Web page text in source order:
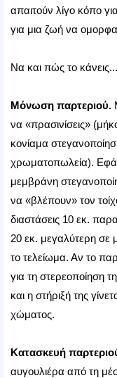
απαιτούν λίγο κόπο
για μια ζωή να
Να και πώς το κάνεις...
Μόνωση παρτεριού.
να «πρασινίσεις»
κονίαμα
χρωματοπωλεία).
μεμβράνη
να «βλέπουν» τον
διαστάσεις 10 εκ.
20 εκ. μεγαλύτερη σε
το τελείωμα. Αν το
για τη στερεοποίηση
και η στήριξή της
χώματος.
Κατασκευή
αυγουλιέρα από τη